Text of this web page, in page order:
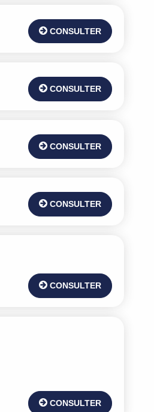
CONSULTER
CONSULTER
CONSULTER
CONSULTER
CONSULTER
CONSULTER